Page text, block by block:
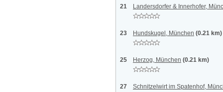
21 Landersdorfer & Innerhofer,
23 Hundskugel, München (0.21 km)
25 Herzog, München (0.21 km)
27 Schnitzelwirt im Spatenhof,